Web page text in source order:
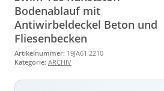
Bodenablauf mit
Antiwirbeldeckel Beton und
Fliesenbecken
Artikelnummer: 19JA61.2210
Kategorie: ARCHIV